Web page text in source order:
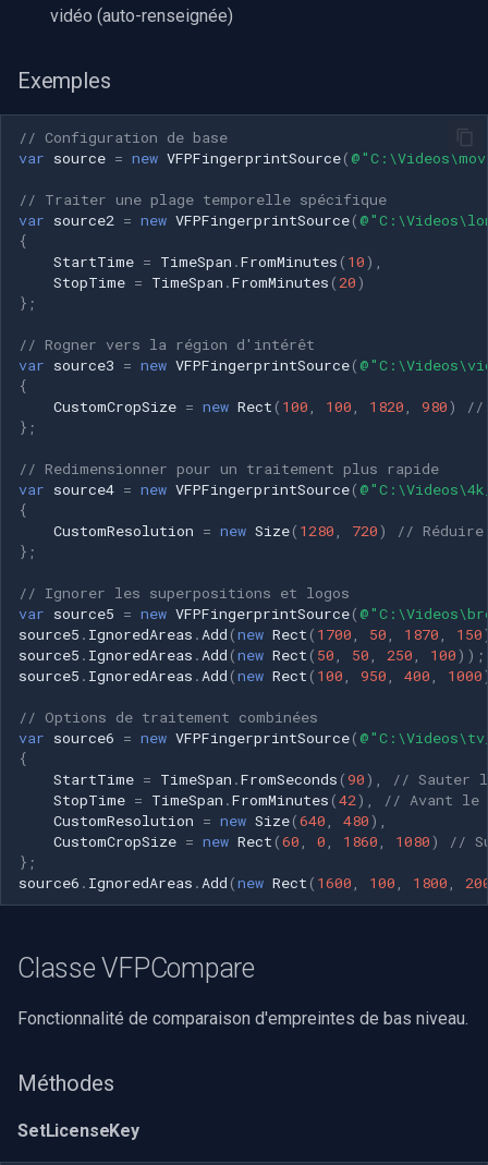
vidéo (auto-renseignée)
Exemples
// Configuration de base
var source = new VFPFingerprintSource(
// Traiter une plage temporelle spécifique
var source2 = new VFPFingerprintSource(
{
StartTime = TimeSpan .FromMinutes ( 10),
StopTime = TimeSpan .FromMinutes ( 20)
};
// Rogner vers la région d'intérêt
var source3 = new VFPFingerprintSource(
{
CustomCropSize = new Rect ( 100 100 1820 980)
//
};
// Redimensionner pour un traitement plus rapide
var source4 = new VFPFingerprintSource(
{
CustomResolution = new Size( 1280 720)
// Réduire
};
// Ignorer les superpositions et logos
var source5 = new VFPFingerprintSource(
source5 . IgnoredAreas . Add (new Rect ( 1700 50 1870 150
source5 . IgnoredAreas . Add (new Rect ( 50 50 250 100));
source5 . IgnoredAreas . Add (new Rect ( 100 950 400 1000
// Options de traitement combinées
var source6 = new VFPFingerprintSource(
{
StartTime = TimeSpan .FromSeconds (90),
// Sauter
StopTime = TimeSpan .FromMinutes (42),
// Avant le
CustomResolution = new Size(640 480),
CustomCropSize = new Rect (60 0 1860 1080)
//
};
source6 . IgnoredAreas . Add (new Rect ( 1600 100 1800
Classe VFPCompare
Fonctionnalité de comparaison d'empreintes de bas niveau.
Méthodes
SetLicenseKey